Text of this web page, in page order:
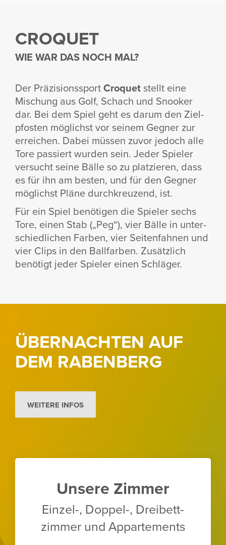
CROQUET
WIE WAR DAS NOCH MAL?
Der Präzi­si­ons­sportCroquet stellt eine
Mischung aus Golf, Schach und Snooker
dar. Bei dem Spiel geht es darum den Ziel­
pfosten möglichst vor seinem Gegner zur
errei­chen. Dabei müssen zuvor jedoch alle
Tore passiert wurden sein. Jeder Spieler
versucht seine Bälle so zu plat­zieren, dass
es für ihn am besten, und für den Gegner
möglichst Pläne durch­kreu­zend, ist.
Für ein Spiel benö­tigen die Spieler sechs
Tore, einen Stab („Peg“), vier Bälle in unter­
schied­li­chen Farben, vier Seiten­fahnen und
vier Clips in den Ball­farben. Zusätz­lich
benö­tigt jeder Spieler einen Schläger.
ÜBERNACHTEN AUF
DEM RABEN­BERG
WEITERE INFOS
Unsere Zimmer
Einzel-, Doppel-, Drei­bett­
zimmer und Appar­te­ments